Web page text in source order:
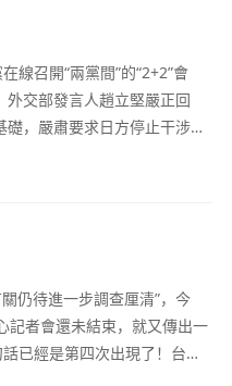
線召開“兩黨間”的“2+2”會
交部發言人趙立堅嚴正回
，嚴肅要求日方停止干涉中
行動恪守一個中國原則和中
仍待進一步調查厘清”，今
記者會還未結束，就又傳出一
已經是第四次出現了！台灣